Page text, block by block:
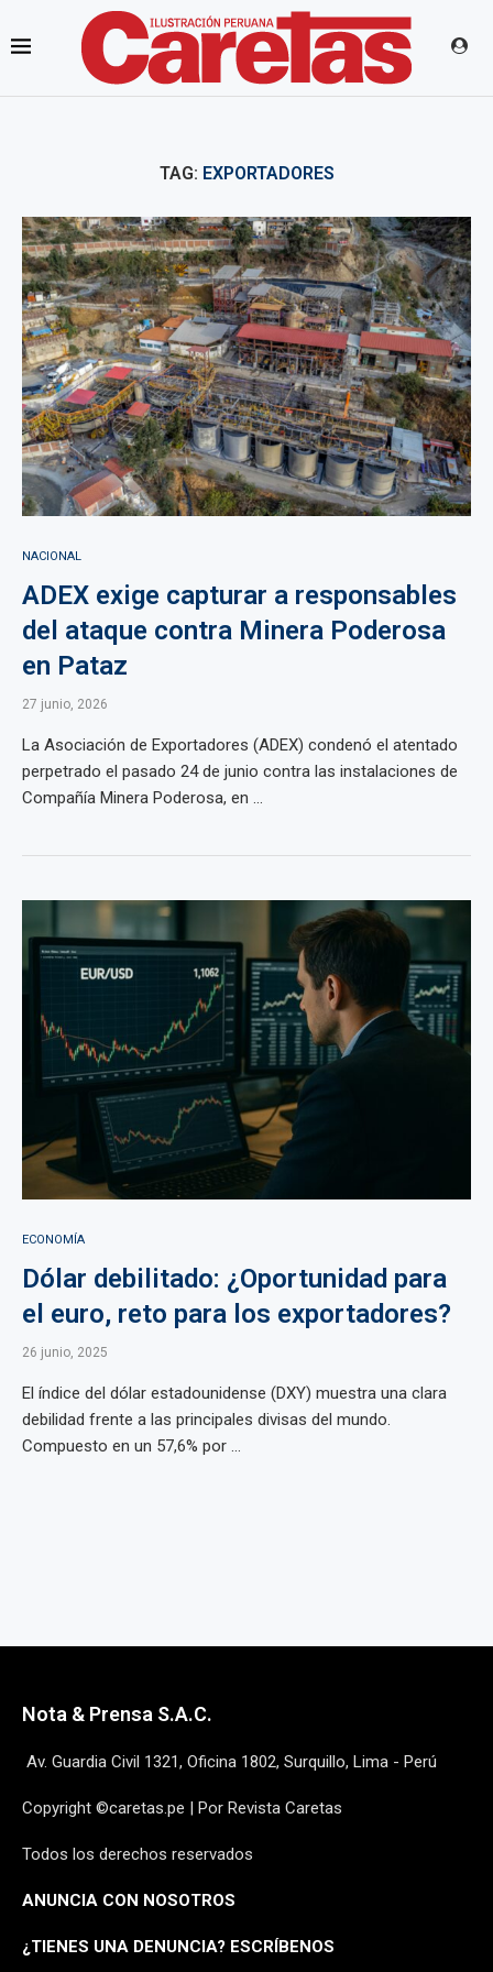
TAG: EXPORTADORES
NACIONAL
ADEX exige capturar a responsables
del ataque contra Minera Poderosa
en Pataz
27 junio, 2026
La Asociación de Exportadores (ADEX) condenó el atentado
perpetrado el pasado 24 de junio contra las instalaciones de
Compañía Minera Poderosa, en ...
ECONOMÍA
Dólar debilitado: ¿Oportunidad para
el euro, reto para los exportadores?
26 junio, 2025
El índice del dólar estadounidense (DXY) muestra una clara
debilidad frente a las principales divisas del mundo.
Compuesto en un 57,6% por ...
Nota & Prensa S.A.C.
Av. Guardia Civil 1321, Oficina 1802, Surquillo, Lima - Perú
Copyright ©caretas.pe | Por Revista Caretas
Todos los derechos reservados
ANUNCIA CON NOSOTROS
¿TIENES UNA DENUNCIA? ESCRÍBENOS